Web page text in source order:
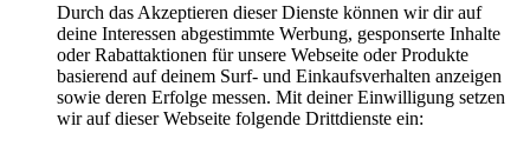
Durch das Akzeptieren dieser Dienste können wir dir auf
deine Interessen abgestimmte Werbung, gesponserte Inhalte
oder Rabattaktionen für unsere Webseite oder Produkte
basierend auf deinem Surf- und Einkaufsverhalten anzeigen
sowie deren Erfolge messen. Mit deiner Einwilligung setzen
wir auf dieser Webseite folgende Drittdienste ein: